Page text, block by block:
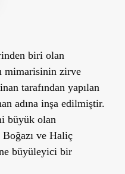
biri olan
mimarisinin zirve
tarafından yapılan
adına inşa edilmiştir.
büyük olan
ve Haliç
büyüleyici bir